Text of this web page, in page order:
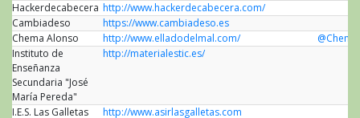
Hackerdecabecera http://www.hackerdecabecera.com/
Cambiadeso
https://www.cambiadeso.es
Chema Alonso
http://www.elladodelmal.com/
Instituto de
Enseñanza
Secundaria "José
María Pereda"
http://materialestic.es/
I.E.S. Las Galletas
http://www.asirlasgalletas.com